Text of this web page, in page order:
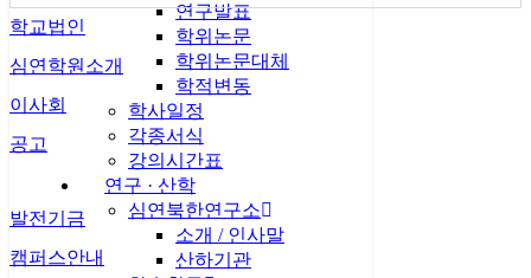
연구발표
학위논문
학위논문대체
학적변동
학사일정
각종서식
강의시간표
연구 · 산학
심연북한연구소
소개 / 인사말
산하기관
학교법인
심연학원소개
이사회
공고
발전기금
캠퍼스안내